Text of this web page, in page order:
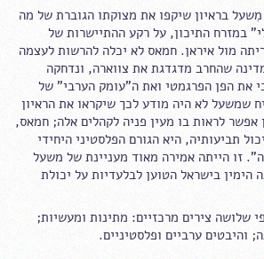
בראיון שיקפו את מצוקתו הגוברת של מה
במזרח התיכון, על רקע ההתיישרות של
מול איראן. חמאס לא יכלה להרשות לעצמה
שהחרב מדגדגת את צווארה, ונדחקה
את הפן הפרגמטי ואת ה"עומק הערבי" של
שמשעל לא היה מודע לכך שיקראו את הראיון
אפשר לראות בו מעין פניה לקהלים אלה; חמאס,
תביעותיה, היא הגורם הפלסטיני היחידי
זו הייתה אמירה מאוד מעניינת של משעל
בישראל הטוען לבלעדיות על יכולת
שלושה צירים מרכזיים: מתינות ומעשיות;
והיבטים ערביים ופלסטיניים.